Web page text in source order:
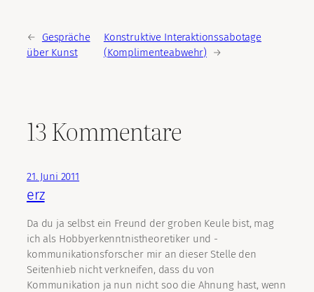
←
Gespräche
über Kunst
Konstruktive Interaktionssabotage
(Komplimenteabwehr)
→
13 Kommentare
21. Juni 2011
erz
Da du ja selbst ein Freund der groben Keule bist, mag
ich als Hobbyerkenntnistheoretiker und -
kommunikationsforscher mir an dieser Stelle den
Seitenhieb nicht verkneifen, dass du von
Kommunikation ja nun nicht soo die Ahnung hast, wenn